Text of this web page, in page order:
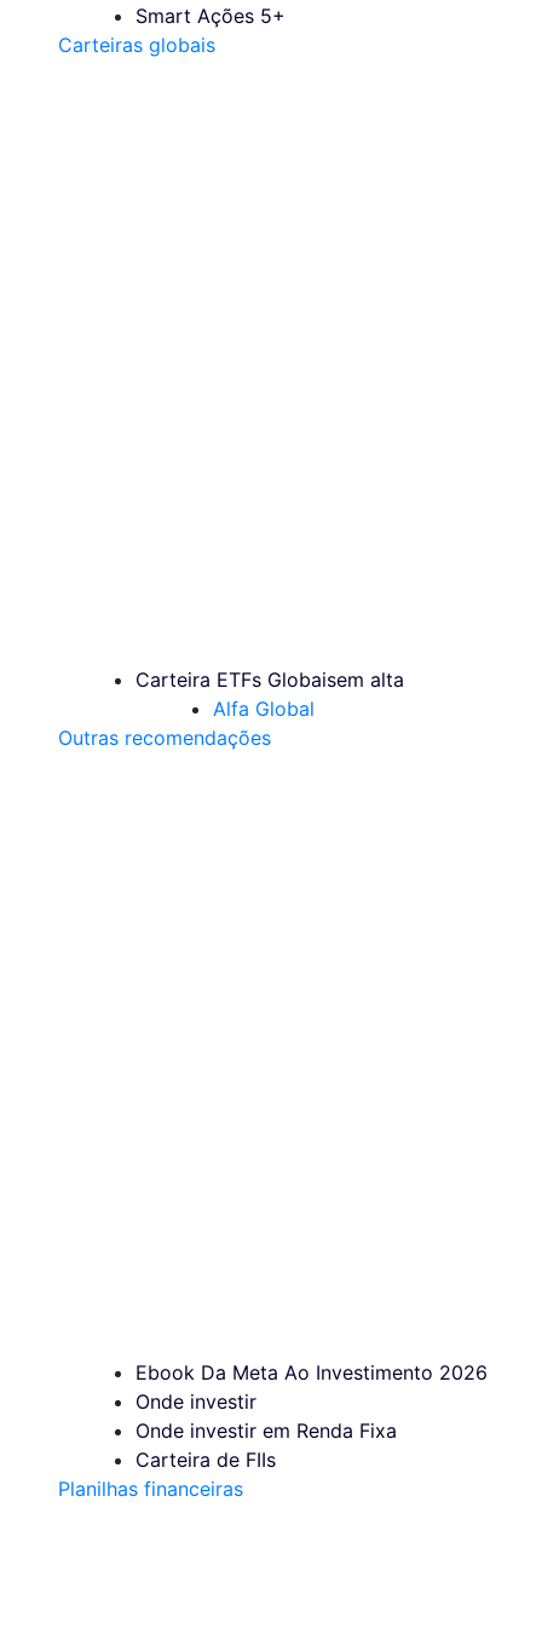
Smart Ações 5+
Carteiras globais
Carteira ETFs Globaisem alta
Alfa Global
Outras recomendações
Ebook Da Meta Ao Investimento 2026
Onde investir
Onde investir em Renda Fixa
Carteira de FIIs
Planilhas financeiras